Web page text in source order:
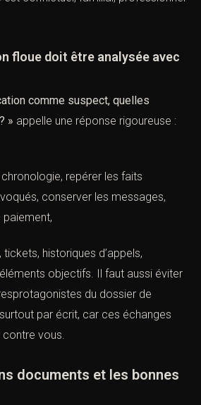
paraît concerner un
Des élémentsnouveaux peuvent
ou une déclaration mal
la perception du dossier. C’est
gagne souvent à préparer
surtout si le contexte est
floue doit être analysée
appelle une réponse rigoureuse :
repérer les faits
conserver les messages,
historiques d’appels,